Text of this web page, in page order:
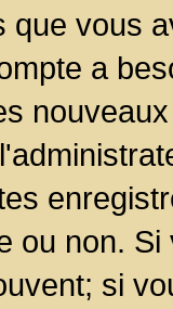
que vous
a
ou non.
si